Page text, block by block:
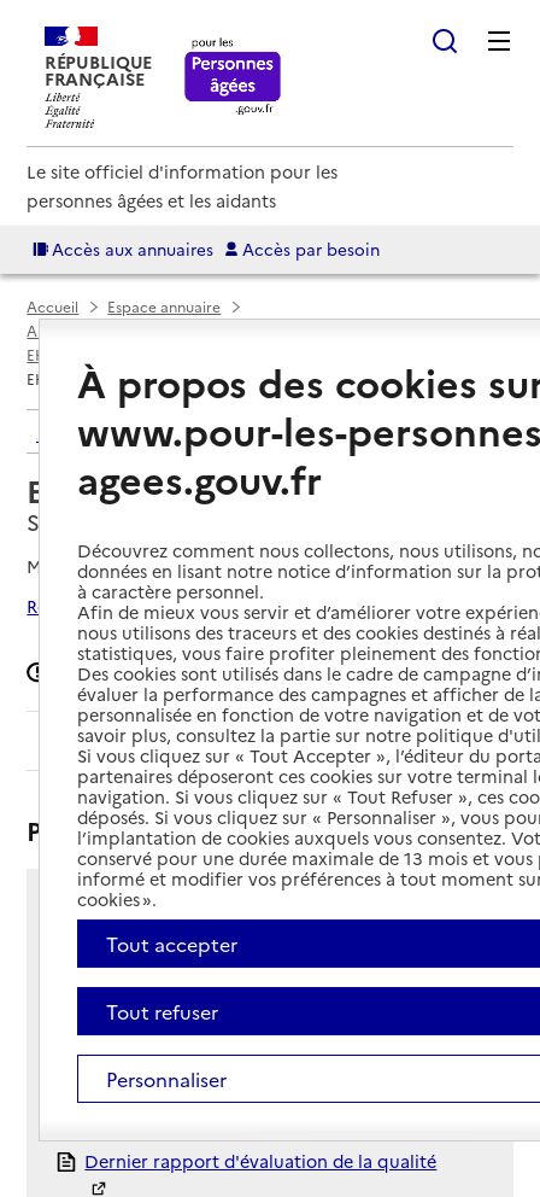
RÉPUBLIQUE
FRANÇAISE
Le site officiel d'information pour les
personnes âgées et les aidants
Accès aux annuaires Accès par besoin
Accueil
Espace annuaire
Annuaire EHPAD et maisons de retraite
EHPAD par département
EHPAD Saint-Vincent-de-Paul
Retour aux résultats de l'annuaire
EHPAD Saint-Vincent-de-Paul
Stains, SEINE-SAINT-DENIS
Mis à jour le08/09/2024
Rechercher les établissements autour de Stains
Signaler une erreur
Sommaire
Présentation
6 rue du Repos
93240 - Stains
Voir itinéraire
Téléphone :
01 48 27 88 93
Contact
Contact
Site Internet
Site internet
Gestionnaire :
Rapport HAS
Dernier rapport d'évaluation de la qualité
À propos des cookies
www.pour-les-
agees.gouv.fr
Découvrez comment nous collectons, nous utilisons,
données en lisant notre notice d’information sur la
à caractère personnel.
Afin de mieux vous servir et d’améliorer votre
nous utilisons des traceurs et des cookies destinés à
statistiques, vous faire profiter pleinement des
Des cookies sont utilisés dans le cadre de campagne
évaluer la performance des campagnes et afficher de
personnalisée en fonction de votre navigation et de
savoir plus, consultez la partie sur notre politique
Si vous cliquez sur « Tout Accepter », l’éditeur du
partenaires déposeront ces cookies sur votre terminal
navigation. Si vous cliquez sur « Tout Refuser », ces
déposés. Si vous cliquez sur « Personnaliser », vous
l’implantation de cookies auxquels vous consentez.
conservé pour une durée maximale de 13 mois et
informé et modifier vos préférences à tout moment
cookies ».
Tout accepter
Tout refuser
Personnaliser